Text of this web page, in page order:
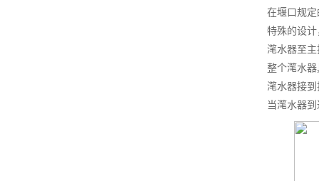
在堰口规
特殊的设
滗水器至
整个滗水
滗水器接
当滗水器